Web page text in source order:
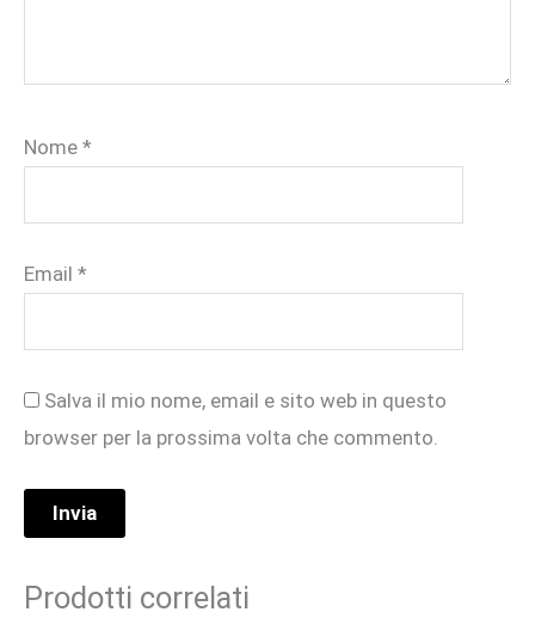
Nome *
Email *
Salva il mio nome, email e sito web in questo
browser per la prossima volta che commento.
Prodotti correlati